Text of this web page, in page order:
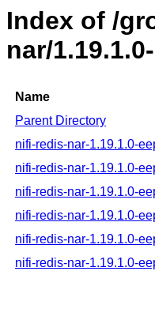
Index of /
nar/
Name
Parent Directory
nifi-redis-nar-1.19.1.0-
nifi-redis-nar-1.19.1.0-
nifi-redis-nar-1.19.1.0-
nifi-redis-nar-1.19.1.0-
nifi-redis-nar-1.19.1.0-
nifi-redis-nar-1.19.1.0-